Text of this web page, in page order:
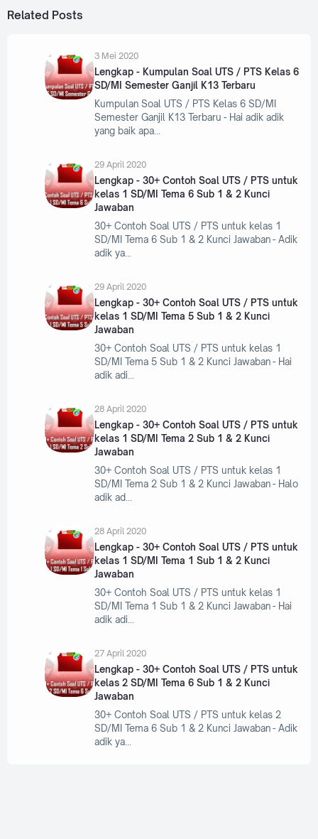
Related Posts
3 Mei 2020
Lengkap - Kumpulan Soal UTS / PTS Kelas 6
SD/MI Semester Ganjil K13 Terbaru
Kumpulan Soal UTS / PTS Kelas 6 SD/MI
Semester Ganjil K13 Terbaru - Hai adik adik
yang baik apa
29 April 2020
Lengkap - 30+ Contoh Soal UTS / PTS untuk
kelas 1 SD/MI Tema 6 Sub 1 & 2 Kunci
Jawaban
30+ Contoh Soal UTS / PTS untuk kelas 1
SD/MI Tema 6 Sub 1 & 2 Kunci Jawaban - Adik
adik ya
29 April 2020
Lengkap - 30+ Contoh Soal UTS / PTS untuk
kelas 1 SD/MI Tema 5 Sub 1 & 2 Kunci
Jawaban
30+ Contoh Soal UTS / PTS untuk kelas 1
SD/MI Tema 5 Sub 1 & 2 Kunci Jawaban - Hai
adik adi
28 April 2020
Lengkap - 30+ Contoh Soal UTS / PTS untuk
kelas 1 SD/MI Tema 2 Sub 1 & 2 Kunci
Jawaban
30+ Contoh Soal UTS / PTS untuk kelas 1
SD/MI Tema 2 Sub 1 & 2 Kunci Jawaban - Halo
adik ad
28 April 2020
Lengkap - 30+ Contoh Soal UTS / PTS untuk
kelas 1 SD/MI Tema 1 Sub 1 & 2 Kunci
Jawaban
30+ Contoh Soal UTS / PTS untuk kelas 1
SD/MI Tema 1 Sub 1 & 2 Kunci Jawaban - Hai
adik adi
27 April 2020
Lengkap - 30+ Contoh Soal UTS / PTS untuk
kelas 2 SD/MI Tema 6 Sub 1 & 2 Kunci
Jawaban
30+ Contoh Soal UTS / PTS untuk kelas 2
SD/MI Tema 6 Sub 1 & 2 Kunci Jawaban - Adik
adik ya